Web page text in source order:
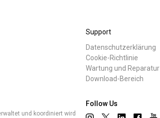
Support
Datenschutzerklärung
Cookie-Richtlinie
Wartung und Reparatur
Download-Bereich
Follow Us
und koordiniert wird
Nachrichten
Arbeiten Sie mit uns